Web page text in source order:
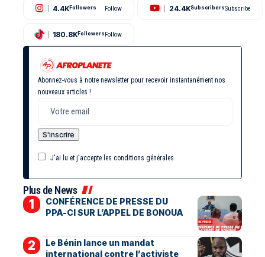
4.4K Followers Follow 24.4KSubscribersSubscribe
180.8K Followers Follow
Abonnez-vous à notre newsletter pour recevoir instantanément nos
nouveaux articles !
J'ai lu et j'accepte les conditions générales
Plus de News
CONFÉRENCE DE PRESSE DU
PPA-CI SUR L’APPEL DE BONOUA
Le Bénin lance un mandat
international contre l’activiste